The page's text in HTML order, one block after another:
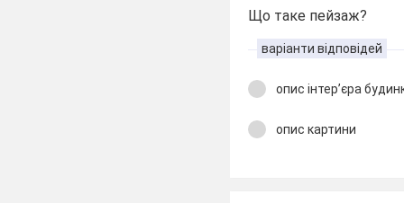
Що таке пейзаж?
варіанти відповідей
опис інтер’єра
опис картини